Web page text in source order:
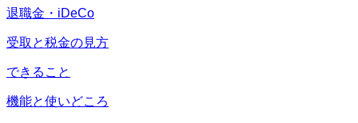
退職金・iDeCo
受取と税金の見方
できること
機能と使いどころ